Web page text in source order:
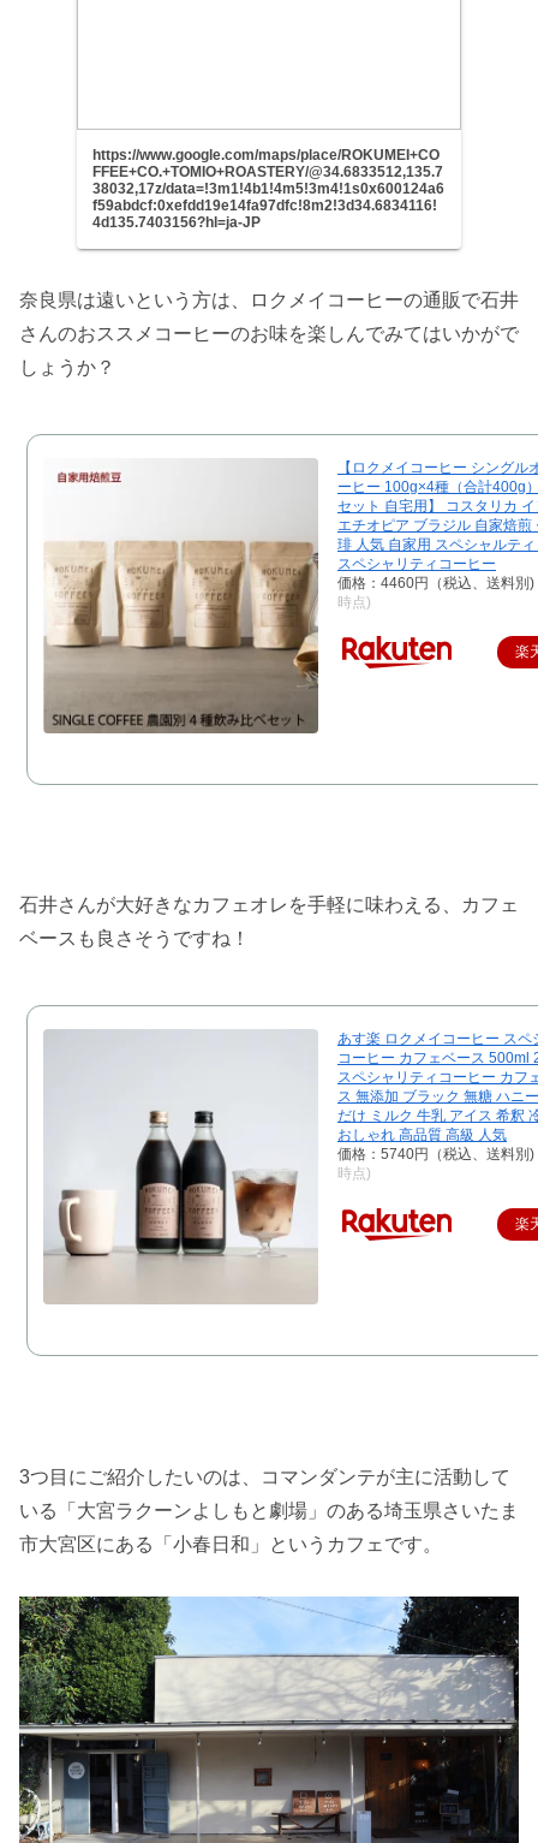
https://www.google.com/maps/place/ROKUMEI+CO
FFEE+CO.+TOMIO+ROASTERY/@34.6833512,135.7
38032,17z/data=!3m1!4b1!4m5!3m4!1s0x600124a6
f59abdcf:0xefdd19e14fa97dfc!8m2!3d34.6834116!
4d135.7403156?hl=ja-JP
奈良県は遠いという方は、ロクメイコーヒーの通販で石井
さんのおススメコーヒーのお味を楽しんでみてはいかがで
しょうか？
【ロクメイコーヒー シングル
ーヒー 100g×4種（合計400g
セット 自宅用】 コスタリカ
エチオピア ブラジル 自家焙煎
琲 人気 自家用 スペシャルテ
スペシャリティコーヒー
価格：4460円（税込、送料別)
時点)
楽
石井さんが大好きなカフェオレを手軽に味わえる、カフェ
ベースも良さそうですね！
あす楽 ロクメイコーヒー スペ
コーヒー カフェベース 500ml
スペシャリティコーヒー カフ
ス 無添加 ブラック 無糖 ハニ
だけ ミルク 牛乳 アイス 希釈
おしゃれ 高品質 高級 人気
価格：5740円（税込、送料別)
時点)
楽
3つ目にご紹介したいのは、コマンダンテが主に活動して
いる「大宮ラクーンよしもと劇場」のある埼玉県さいたま
市大宮区にある「小春日和」というカフェです。